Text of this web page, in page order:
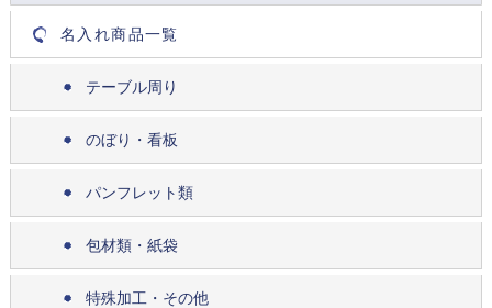
名入れ商品一覧
テーブル周り
のぼり・看板
パンフレット類
包材類・紙袋
特殊加工・その他